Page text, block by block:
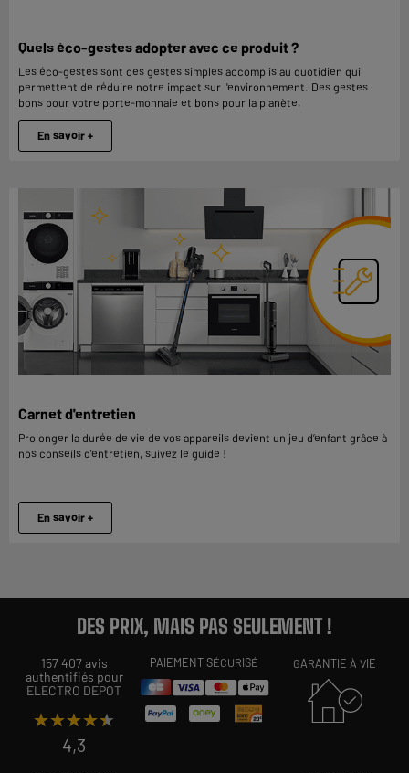
Quels éco-gestes adopter avec ce produit ?
Les éco-gestes sont ces gestes simples accomplis au quotidien qui
permettent de réduire notre impact sur l'environnement. Des gestes
bons pour votre porte-monnaie et bons pour la planète.
En savoir +
Carnet d'entretien
Prolonger la durée de vie de vos appareils devient un jeu d’enfant grâce à
nos conseils d’entretien, suivez le guide !
En savoir +
DES PRIX, MAIS PAS SEULEMENT !
157 407 avis
authentifiés pour
ELECTRO DEPOT
★★★★★
★★★★★
4,3
PAIEMENT SÉCURISÉ GARANTIE À VIE